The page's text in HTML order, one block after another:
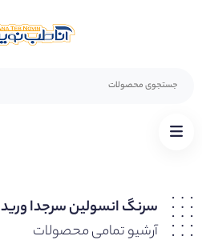
سرنگ انسولین سرجدا ورید
آرشیو تمامی محصولات